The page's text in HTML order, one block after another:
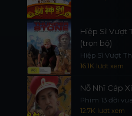
Hiệp Sĩ Vượt
(trọn bộ)
Hiệp Sĩ Vượt
16.1K lượt xem
Nỗ Nhĩ Cáp
Phim 13 đời
112.7K lượt xem